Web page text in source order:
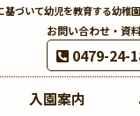
づいて幼児を教育する幼
お問い合わせ・資
0479-24-
入園案内